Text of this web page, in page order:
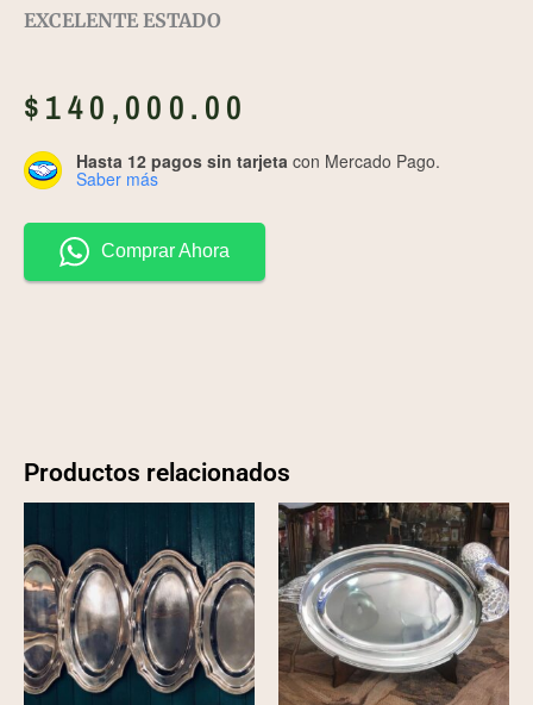
EXCELENTE ESTADO
$140,000.00
Hasta 12 pagos sin tarjeta con Mercado Pago.
Saber más
Comprar Ahora
Productos relacionados